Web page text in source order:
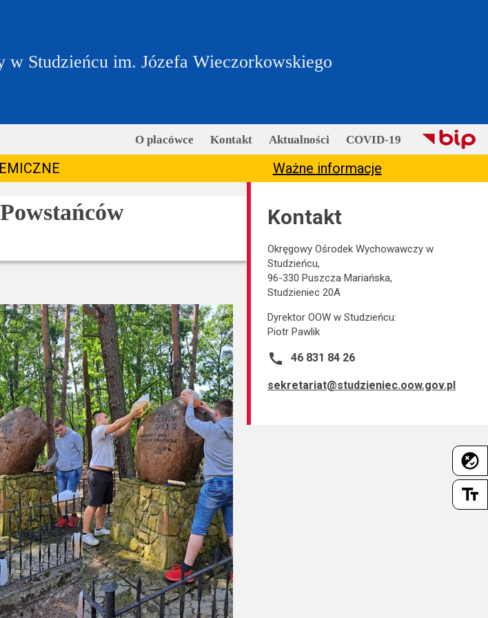
flaky
text_fields
Studzieńcu im. Józefa Wieczorkowskiego
O placówce Kontakt Aktualności COVID-19
Ważne informacje
Kontakt
Okręgowy Ośrodek Wychowawczy w
Studzieńcu,
96-330 Puszcza Mariańska,
Studzieniec 20A
Dyrektor OOW w Studzieńcu:
Piotr Pawlik
call 46 831 84 26
sekretariat@studzieniec.oow.gov.pl